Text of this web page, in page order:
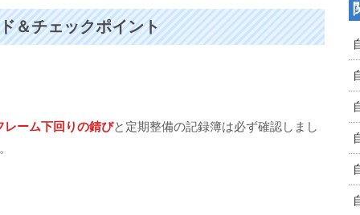
＆チェックポイント
レーム下回りの錆びと定期整備の記録簿は必ず確認しまし